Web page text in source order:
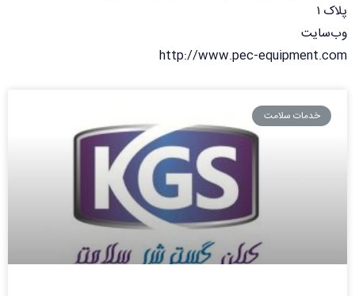
پلاک ۱
وب‌سایت
http://www.pec-equipment.com
خدمات سلامت